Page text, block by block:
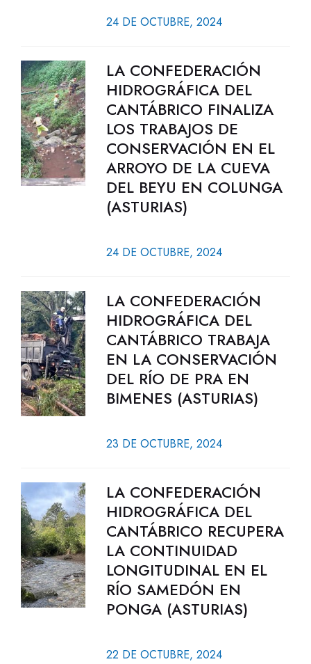
24 DE OCTUBRE, 2024
LA CONFEDERACIÓN
HIDROGRÁFICA DEL
CANTÁBRICO FINALIZA
LOS TRABAJOS DE
CONSERVACIÓN EN EL
ARROYO DE LA CUEVA
DEL BEYU EN COLUNGA
(ASTURIAS)
24 DE OCTUBRE, 2024
LA CONFEDERACIÓN
HIDROGRÁFICA DEL
CANTÁBRICO TRABAJA
EN LA CONSERVACIÓN
DEL RÍO DE PRA EN
BIMENES (ASTURIAS)
23 DE OCTUBRE, 2024
LA CONFEDERACIÓN
HIDROGRÁFICA DEL
CANTÁBRICO RECUPERA
LA CONTINUIDAD
LONGITUDINAL EN EL
RÍO SAMEDÓN EN
PONGA (ASTURIAS)
22 DE OCTUBRE, 2024